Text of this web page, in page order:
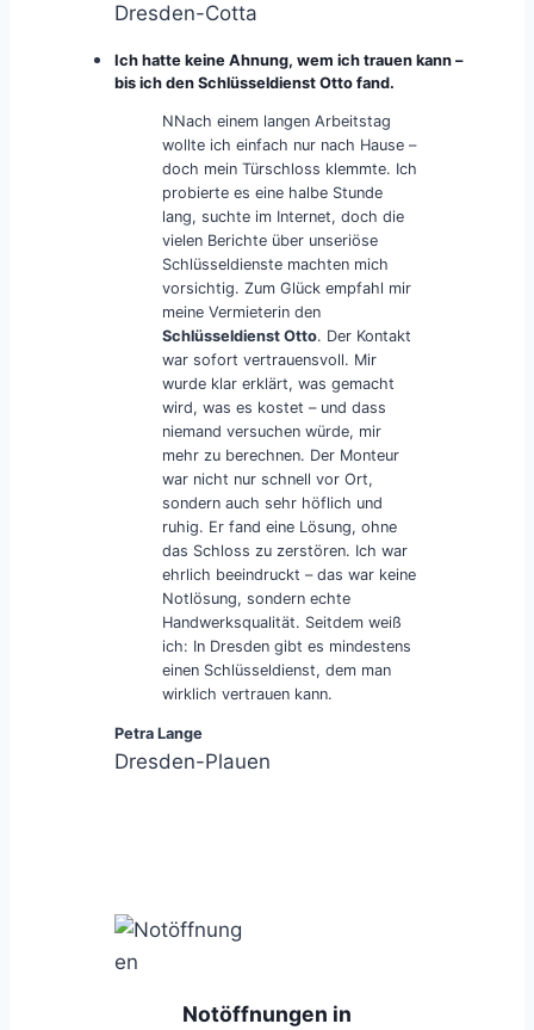
Dresden-Cotta
Ich hatte keine Ahnung, wem ich trauen kann –
bis ich den Schlüsseldienst Otto fand.
NNach einem langen Arbeitstag
wollte ich einfach nur nach Hause –
doch mein Türschloss klemmte. Ich
probierte es eine halbe Stunde
lang, suchte im Internet, doch die
vielen Berichte über unseriöse
Schlüsseldienste machten mich
vorsichtig. Zum Glück empfahl mir
meine Vermieterin den
Schlüsseldienst Otto. Der Kontakt
war sofort vertrauensvoll. Mir
wurde klar erklärt, was gemacht
wird, was es kostet – und dass
niemand versuchen würde, mir
mehr zu berechnen. Der Monteur
war nicht nur schnell vor Ort,
sondern auch sehr höflich und
ruhig. Er fand eine Lösung, ohne
das Schloss zu zerstören. Ich war
ehrlich beeindruckt – das war keine
Notlösung, sondern echte
Handwerksqualität. Seitdem weiß
ich: In Dresden gibt es mindestens
einen Schlüsseldienst, dem man
wirklich vertrauen kann.
Petra Lange
Dresden-Plauen
Notöffnungen in